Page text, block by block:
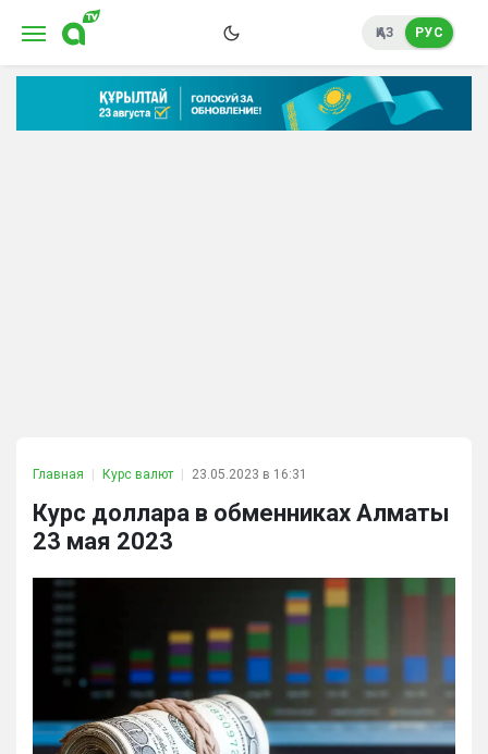
ҚАЗ РУС
Главная Курс валют 23.05.2023 в 16:31
Курс доллара в обменниках Алматы
23 мая 2023